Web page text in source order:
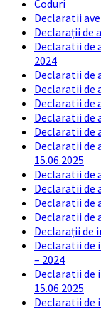
Coduri
Declaratii
Declarații de
Declaratii de
2024
Declaratii de
Declaratii de
Declaratii de
Declaratii de
Declaratii de
Declaratii de
15.06.2025
Declaratii de
Declaratii de
Declaratii de
Declaratii de
Declarații de
Declaratii de
– 2024
Declaratii de
15.06.2025
Declaratii de